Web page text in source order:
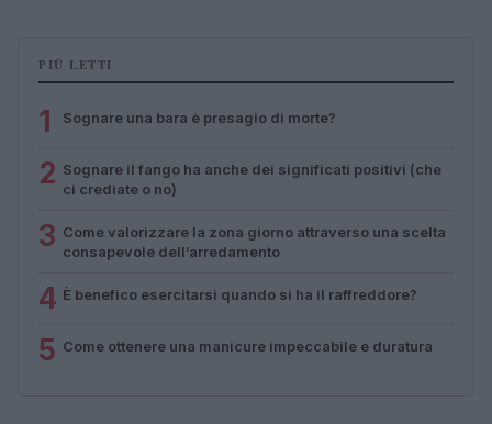
PIÙ LETTI
1 Sognare una bara è presagio di morte?
2 Sognare il fango ha anche dei significati positivi (che
ci crediate o no)
3 Come valorizzare la zona giorno attraverso una scelta
consapevole dell’arredamento
4 È benefico esercitarsi quando si ha il raffreddore?
5 Come ottenere una manicure impeccabile e duratura